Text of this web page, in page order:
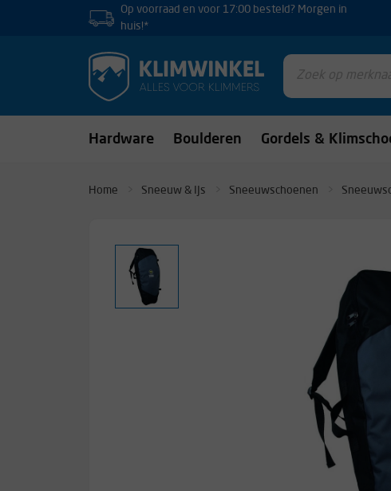
Op voorraad en voor 17:00 besteld? Morgen in
huis!*
Hardware Boulderen Gordels &
Home Sneeuw & IJs Sneeuwschoenen